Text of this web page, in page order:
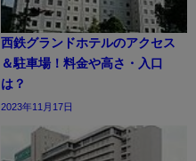
西鉄グランドホテルのアクセス
＆駐車場！料金や高さ・入口
は？
2023年11月17日